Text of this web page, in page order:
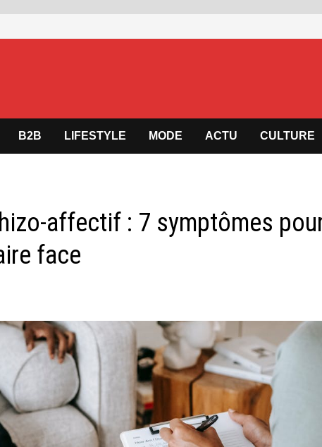
B2B LIFESTYLE MODE ACTU CULTURE
affectif : 7 symptômes
face